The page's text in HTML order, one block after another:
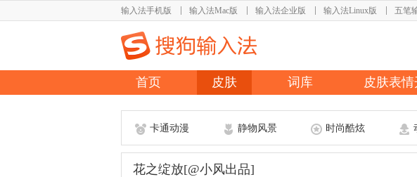
输入法手机版 输入法Mac版 输入法企业版 输入法Linux版 五笔
首页 皮肤 词库 皮肤表
卡通动漫 静物风景 时尚酷炫
花之绽放[@小风出品]